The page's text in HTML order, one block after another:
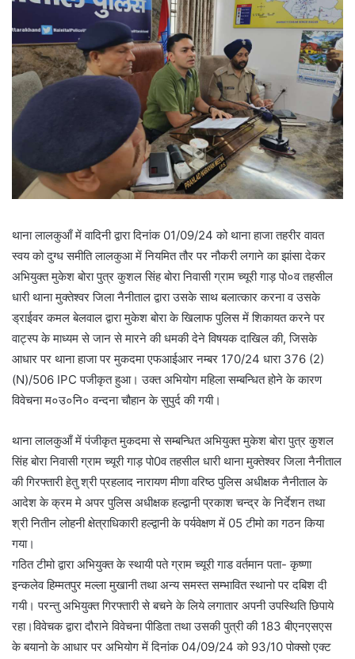
थाना लालकुआँ में वादिनी द्वारा दिनांक 01/09/24 को थाना हाजा तहरीर वावत
स्वय को दुग्ध समीति लालकुआ में नियमित तौर पर नौकरी लगाने का झांसा देकर
अभियुक्त मुकेश बोरा पुत्र कुशल सिंह बोरा निवासी ग्राम च्यूरी गाड़ पो०व तहसील
धारी थाना मुक्तेश्वर जिला नैनीताल द्वारा उसके साथ बलात्कार करना व उसके
ड्राईवर कमल बेलवाल द्वारा मुकेश बोरा के खिलाफ पुलिस में शिकायत करने पर
वाट्स्प के माध्यम से जान से मारने की धमकी देने विषयक दाखिल की, जिसके
आधार पर थाना हाजा पर मुकदमा एफआईआर नम्बर 170/24 धारा 376 (2)
(N)/506 IPC पजीकृत हुआ। उक्त अभियोग महिला सम्बन्धित होने के कारण
विवेचना म०उ०नि० वन्दना चौहान के सुपुर्द की गयी।
थाना लालकुआँ में पंजीकृत मुकदमा से सम्बन्धित अभियुक्त मुकेश बोरा पुत्र कुशल
सिंह बोरा निवासी ग्राम च्यूरी गाड़ पो0व तहसील धारी थाना मुक्तेश्वर जिला नैनीताल
की गिरफ्तारी हेतु श्री प्रहलाद नारायण मीणा वरिष्ठ पुलिस अधीक्षक नैनीताल के
आदेश के क्रम मे अपर पुलिस अधीक्षक हल्द्वानी प्रकाश चन्द्र के निर्देशन तथा
श्री नितीन लोहनी क्षेत्राधिकारी हल्द्वानी के पर्यवेक्षण में 05 टीमो का गठन किया
गया।
गठित टीमो द्वारा अभियुक्त के स्थायी पते ग्राम च्यूरी गाड वर्तमान पता- कृष्णा
इन्कलेव हिम्मतपुर मल्ला मुखानी तथा अन्य समस्त सम्भावित स्थानो पर दबिश दी
गयी। परन्तु अभियुक्त गिरफ्तारी से बचने के लिये लगातार अपनी उपस्थिति छिपाये
रहा।विवेचक द्वारा दौराने विवेचना पीडिता तथा उसकी पुत्री की 183 बीएनएसएस
के बयानो के आधार पर अभियोग में दिनांक 04/09/24 को 93/10 पोक्सो एक्ट